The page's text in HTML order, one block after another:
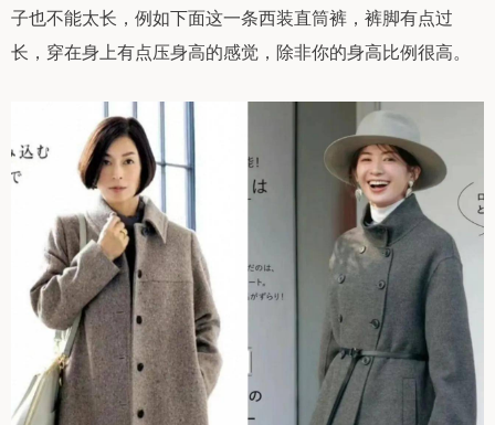
子也不能太长，例如下面这一条西装直筒裤，裤脚有点过
长，穿在身上有点压身高的感觉，除非你的身高比例很高。